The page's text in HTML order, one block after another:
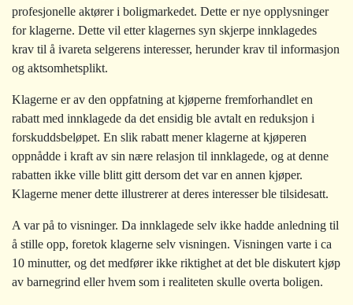
profesjonelle aktører i boligmarkedet. Dette er nye opplysninger
for klagerne. Dette vil etter klagernes syn skjerpe innklagedes
krav til å ivareta selgerens interesser, herunder krav til informasjon
og aktsomhetsplikt.
Klagerne er av den oppfatning at kjøperne fremforhandlet en
rabatt med innklagede da det ensidig ble avtalt en reduksjon i
forskuddsbeløpet. En slik rabatt mener klagerne at kjøperen
oppnådde i kraft av sin nære relasjon til innklagede, og at denne
rabatten ikke ville blitt gitt dersom det var en annen kjøper.
Klagerne mener dette illustrerer at deres interesser ble tilsidesatt.
A var på to visninger. Da innklagede selv ikke hadde anledning til
å stille opp, foretok klagerne selv visningen. Visningen varte i ca
10 minutter, og det medfører ikke riktighet at det ble diskutert kjøp
av barnegrind eller hvem som i realiteten skulle overta boligen.